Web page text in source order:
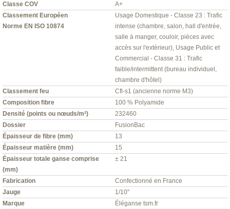
Classe COV
A+
Classement Européen
Norme EN ISO 10874
Usage Domestique - Classe 23 : Trafic
intense (chambre, salon, hall d'entrée,
salle à manger, couloir, pièces avec
accès sur l'extérieur), Usage Public et
Commercial - Classe 31 : Trafic
faible/intermittent (bureau individuel,
chambre d'hôtel)
Classement feu
Cfl-s1 (ancienne norme M3)
Composition fibre
100 % Polyamide
Densité (points ou nœuds/m²)
232460
Dossier
FusionBac
Épaisseur de fibre (mm)
13
Épaisseur matière (mm)
15
Épaisseur totale ganse comprise
(mm)
± 21
Fabrication
Confectionné en France
Jauge
1/10"
Marque
Éléganse tsm.fr